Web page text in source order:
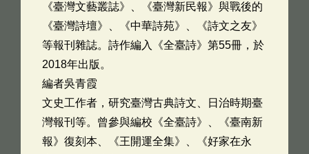
《臺灣文藝叢誌》、《臺灣新民報》與戰後的
《臺灣詩壇》、《中華詩苑》、《詩文之友》
等報刊雜誌。詩作編入《全臺詩》第55冊，於
2018年出版。
編者吳青霞
文史工作者，研究臺灣古典詩文、日治時期臺
灣報刊等。曾參與編校《全臺詩》、《臺南新
報》復刻本、《王開運全集》、《好家在永